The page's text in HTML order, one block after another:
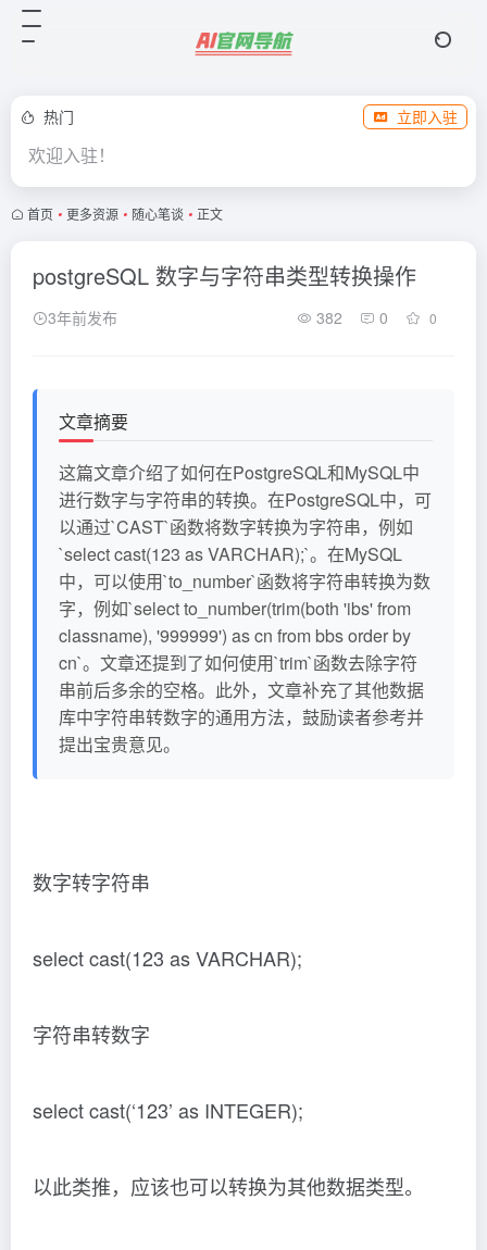
热门 立即入驻
欢迎入驻！
首页 • 更多资源 • 随心笔谈 • 正文
postgreSQL 数字与字符串类型转换操作
3年前发布 382 0 0
文章摘要
这篇文章介绍了如何在PostgreSQL和MySQL中
进行数字与字符串的转换。在PostgreSQL中，可
以通过`CAST`函数将数字转换为字符串，例如
`select cast(123 as VARCHAR);`。在MySQL
中，可以使用`to_number`函数将字符串转换为数
字，例如`select to_number(trim(both 'ibs' from
classname), '999999') as cn from bbs order by
cn`。文章还提到了如何使用`trim`函数去除字符
串前后多余的空格。此外，文章补充了其他数据
库中字符串转数字的通用方法，鼓励读者参考并
提出宝贵意见。
数字转字符串
select cast(123 as VARCHAR);
字符串转数字
select cast(‘123’ as INTEGER);
以此类推，应该也可以转换为其他数据类型。